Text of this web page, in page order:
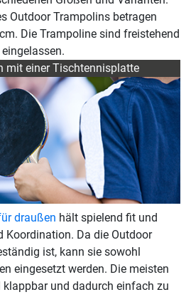
Outdoor Trampolins betragen
Die Trampoline sind freistehend
mit einer Tischtennisplatte
draußen hält spielend fit und
Koordination. Da die Outdoor
ist, kann sie sowohl
eingesetzt werden. Die meisten
und dadurch einfach zu